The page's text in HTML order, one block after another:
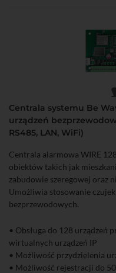
Centrala systemu Be
urządzeń
RS485, LAN, WiFi)
Centrala alarmowa WIRE
obiektów takich jak
zabudowie szeregowej oraz
Umożliwia stosowanie
bezprzewodowych.
• Obsługa do 128 urządzeń
wirtualnych urządzeń IP
• Możliwość przydzielenia
• Możliwość rejestracji do